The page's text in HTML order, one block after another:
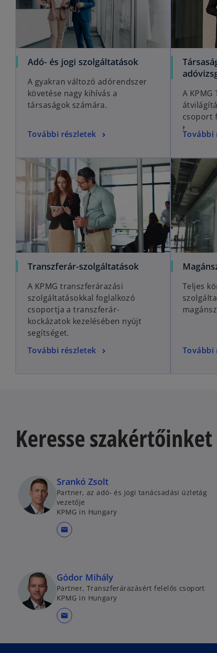
Adó- és jogi szolgáltatások
A gyakran változó adórendszer
követése nagy kihívás a
társaságok számára.
További részletek
A KPMG
csoport
További
Transzferár-szolgáltatások
A KPMG transzferárazási
szolgáltatásokkal foglalkozó
csoportja a transzferár-
kockázatok kezelésében nyújt
segítséget.
További részletek
Teljes
További
Keresse szakértőinket
Srankó Zsolt
Partner, az adó- és jogi tanácsadási üzletág
vezetője
KPMG in Hungary
mail
Gódor Mihály
Partner, Transzferárazásért felelős csoport
KPMG in Hungary
mail